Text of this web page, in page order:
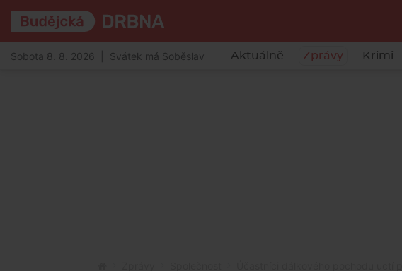
Sobota 8. 8. 2026 | Svátek má Soběslav Aktuálně Zprávy Krimi